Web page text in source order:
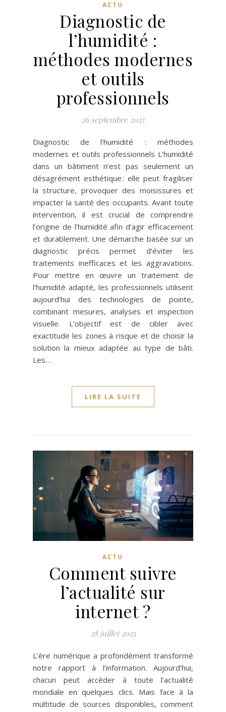
ACTU
Diagnostic de
l’humidité :
méthodes modernes
et outils
professionnels
26 septembre 2025
Diagnostic de l’humidité : méthodes
modernes et outils professionnels L’humidité
dans un bâtiment n’est pas seulement un
désagrément esthétique : elle peut fragiliser
la structure, provoquer des moisissures et
impacter la santé des occupants. Avant toute
intervention, il est crucial de comprendre
l’origine de l’humidité afin d’agir efficacement
et durablement. Une démarche basée sur un
diagnostic précis permet d’éviter les
traitements inefficaces et les aggravations.
Pour mettre en œuvre un traitement de
l’humidité adapté, les professionnels utilisent
aujourd’hui des technologies de pointe,
combinant mesures, analyses et inspection
visuelle. L’objectif est de cibler avec
exactitude les zones à risque et de choisir la
solution la mieux adaptée au type de bâti.
Les…
LIRE LA SUITE
ACTU
Comment suivre
l’actualité sur
internet ?
28 juillet 2025
L’ère numérique a profondément transformé
notre rapport à l’information. Aujourd’hui,
chacun peut accéder à toute l’actualité
mondiale en quelques clics. Mais face à la
multitude de sources disponibles, comment